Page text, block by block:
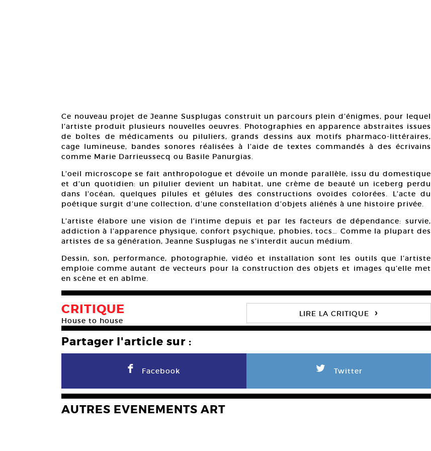
Ce nouveau projet de Jeanne Susplugas construit un parcours plein d’énigmes, pour lequel
l’artiste produit plusieurs nouvelles oeuvres. Photographies en apparence abstraites issues
de boîtes de médicaments ou piluliers, grands dessins aux motifs pharmaco-littéraires,
cage lumineuse, bandes sonores réalisées à l’aide de textes commandés à des écrivains
comme Marie Darrieussecq ou Basile Panurgias.
L’oeil microscope se fait anthropologue et dévoile un monde parallèle, issu du domestique
et d’un quotidien: un pilulier devient un habitat, une crème de beauté un iceberg perdu
dans l’océan, quelques pilules et gélules des constructions ovoïdes colorées. L’acte du
poétique surgit d’une collection, d’une constellation d’objets aliénés à une histoire privée.
L’artiste élabore une vision de l’intime depuis et par les facteurs de dépendance: survie,
addiction à l’apparence physique, confort psychique, phobies, tocs… Comme la plupart des
artistes de sa génération, Jeanne Susplugas ne s’interdit aucun médium.
Dessin, son, performance, photographie, vidéo et installation sont les outils que l’artiste
emploie comme autant de vecteurs pour la construction des objets et images qu’elle met
en scène et en abîme.
CRITIQUE
House to house
LIRE LA CRITIQUE ›
Partager l'article sur :
F Facebook L Twitter
AUTRES EVENEMENTS ART